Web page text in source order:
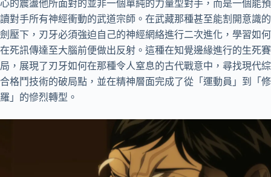
心的震盪他所面對的並非一個單純的力量型對手，而是一個能預
讀對手所有神經衝動的武道宗師。在武藏那種甚至能割開意識的
劍壓下，刃牙必須強迫自己的神經網絡進行二次進化，學習如何
在死訊傳達至大腦前便做出反射。這種在知覺邊緣進行的生死賽
局，展現了刃牙如何在那種令人窒息的古代戰意中，尋找現代綜
合格鬥技術的破局點，並在精神層面完成了從「運動員」到「修
羅」的慘烈轉型。